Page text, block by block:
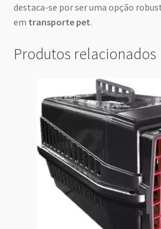
destaca-se por ser uma opção
em transporte pet.
Produtos relacionados